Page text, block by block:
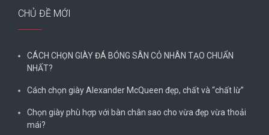
CHỦ ĐỀ MỚI
CÁCH CHỌN GIÀY ĐÁ BÓNG SÂN CỎ NHÂN TẠO CHUẨN
NHẤT?
Cách chọn giày Alexander McQueen đẹp, chất và “chất lừ”
Chọn giày phù hợp với bàn chân sao cho vừa đẹp vừa thoải
mái?